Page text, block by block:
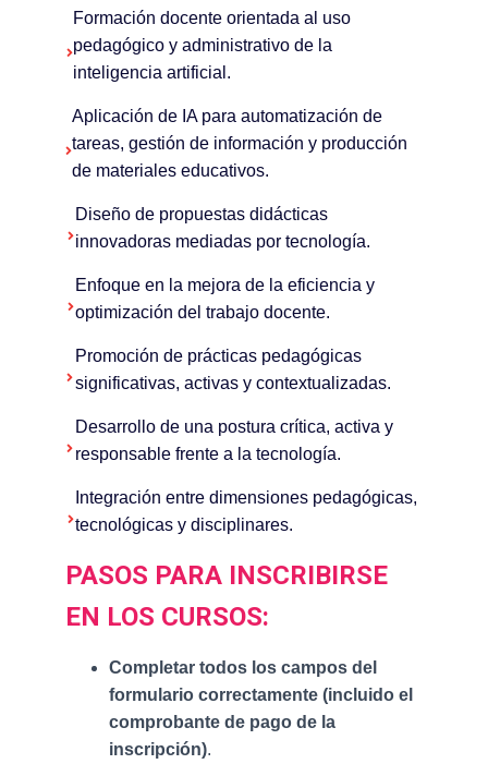
Formación docente orientada al uso
pedagógico y administrativo de la
inteligencia artificial.
Aplicación de IA para automatización de
tareas, gestión de información y producción
de materiales educativos.
Diseño de propuestas didácticas
innovadoras mediadas por tecnología.
Enfoque en la mejora de la eficiencia y
optimización del trabajo docente.
Promoción de prácticas pedagógicas
significativas, activas y contextualizadas.
Desarrollo de una postura crítica, activa y
responsable frente a la tecnología.
Integración entre dimensiones pedagógicas,
tecnológicas y disciplinares.
PASOS PARA INSCRIBIRSE
EN LOS CURSOS:
Completar todos los campos del
formulario correctamente (incluido el
comprobante de pago de la
inscripción).